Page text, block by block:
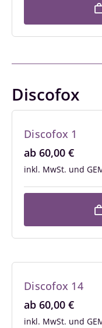
Discofox
Discofox 1
ab 60,00 €
inkl. MwSt.
Discofox 14
ab 60,00 €
inkl. MwSt.